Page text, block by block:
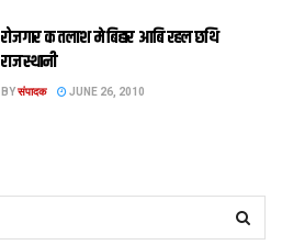
रोजगार क तलाश मे बिहार आबि रहल छथि
राजस्थानी
BYसंपादक JUNE 26, 2010